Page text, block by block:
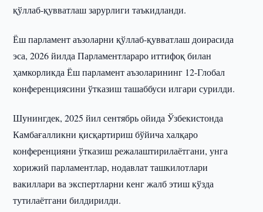
қўллаб-қувватлаш зарурлиги таъкидланди.
Ёш парламент аъзоларни қўллаб-қувватлаш доирасида
эса, 2026 йилда Парламентлараро иттифоқ билан
ҳамкорликда Ёш парламент аъзоларининг 12-Глобал
конференциясини ўтказиш ташаббуси илгари сурилди.
Шунингдек, 2025 йил сентябрь ойида Ўзбекистонда
Камбағалликни қисқартириш бўйича халқаро
конференцияни ўтказиш режалаштирилаётгани, унга
хорижий парламентлар, нодавлат ташкилотлари
вакиллари ва экспертларни кенг жалб этиш кўзда
тутилаётгани билдирилди.